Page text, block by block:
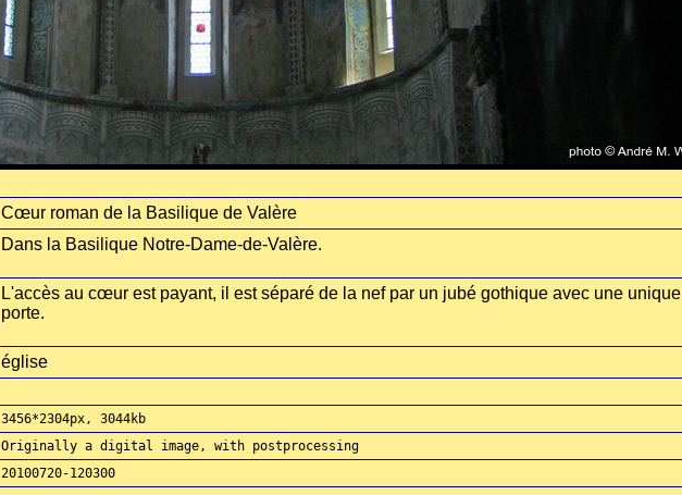
Cœur roman de la Basilique de Valère
Dans la Basilique Notre-Dame-de-Valère.
L'accès au cœur est payant, il est séparé de la nef par un jubé gothique avec une unique
porte.
église
3456*2304px, 3044kb
Originally a digital image, with postprocessing
20100720-120300